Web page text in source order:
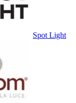
Spot Light